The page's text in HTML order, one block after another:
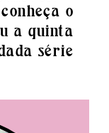
o
a quinta
série